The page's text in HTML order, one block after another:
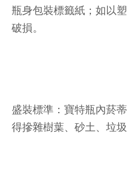
瓶身包裝標籤紙；如以
破損。
盛裝標準：寶特瓶內菸
得摻雜樹葉、砂土、垃圾